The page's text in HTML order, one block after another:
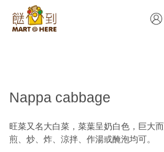
Nappa cabbage
旺菜又名大白菜，菜葉呈奶白色，巨大
煎、炒、炸、涼拌、作湯或醃泡均可。